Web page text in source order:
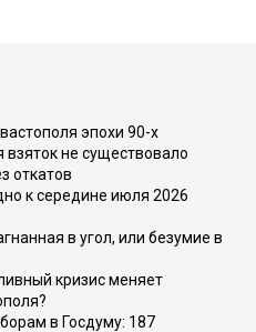
эпохи 90-х
взяток не существовало
откатов
к середине июля 2026
в угол, или безумие в
кризис меняет
в Госдуму: 187